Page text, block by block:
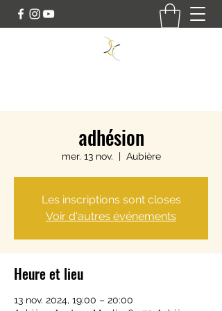
adhésion
mer. 13 nov.
  |
Aubière
Les inscriptions sont closes
Voir d'autres événements
Heure et lieu
13 nov. 2024, 19:00 – 20:00